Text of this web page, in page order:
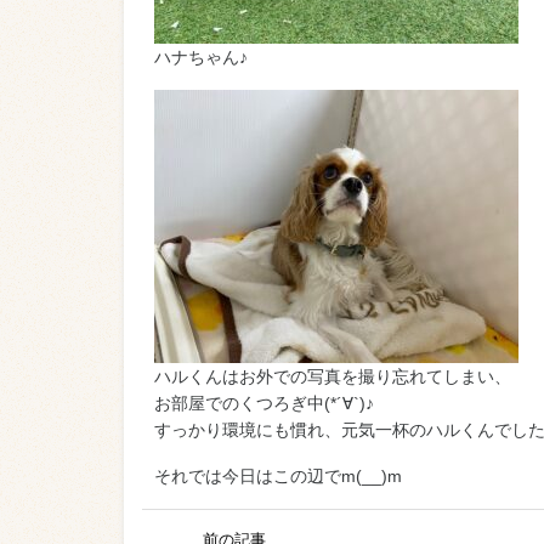
ハナちゃん♪
ハルくんはお外での写真を撮り忘れてしまい、
お部屋でのくつろぎ中(*´∀`)♪
すっかり環境にも慣れ、元気一杯のハルくんでし
それでは今日はこの辺でm(__)m
前の記事